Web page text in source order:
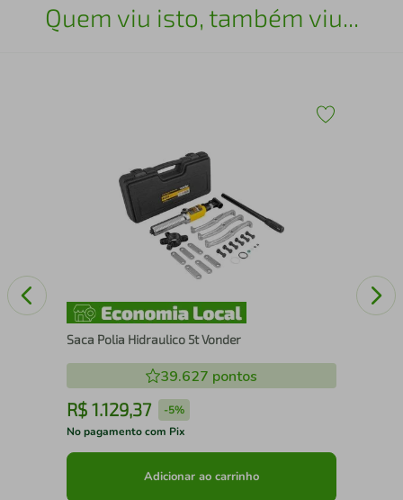
Quem viu isto, também viu...
Saca Polia Hidraulico 5t Vonder
39.627 pontos
R$ 1.129,37 -5%
No pagamento com Pix
Adicionar ao carrinho